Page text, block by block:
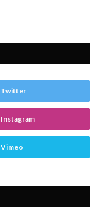
Twitter
Instagram
Vimeo